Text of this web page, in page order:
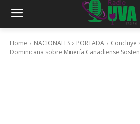
Home NACIONALES PORTADA
Concluye
Dominicana sobre Minería Canadiense